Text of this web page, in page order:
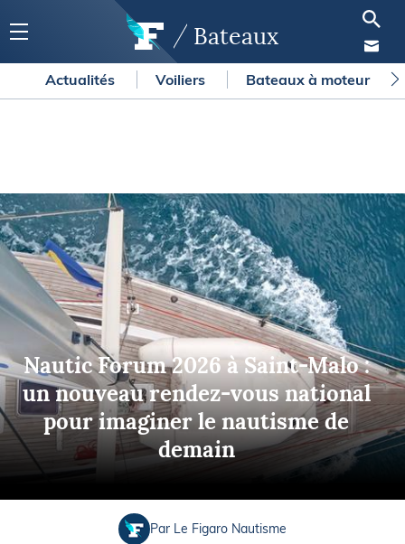
Bateaux
Actualités Voiliers Bateaux à moteur
Nautic Forum 2026 à Saint-Malo :
un nouveau rendez-vous national
pour imaginer le nautisme de
demain
Par Le Figaro Nautisme